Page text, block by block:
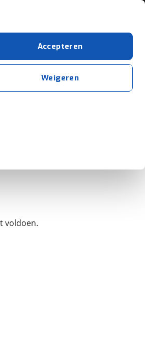
Accepteren
Weigeren
voldoen.